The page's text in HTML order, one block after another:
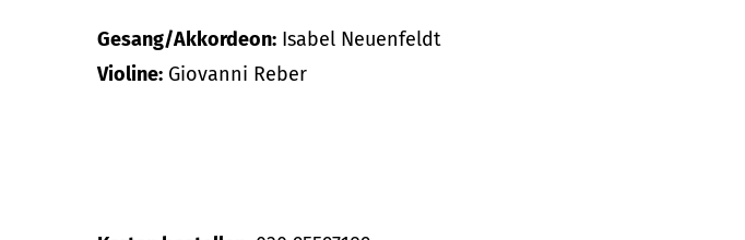
Gesang/Akkordeon: Isabel Neuenfeldt
Violine: Giovanni Reber